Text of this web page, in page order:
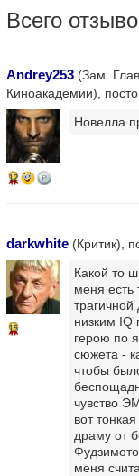
Всего
Andrey253 (Зам.
Киноакадемии),
12
Новелла
darkwhite (Критик),
15
Какой то
меня есть
низким IQ
герою по
сюжета -
чтобы
чувство
вот
драму от
меня